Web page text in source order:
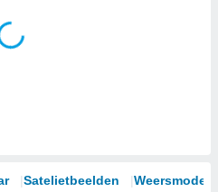
Satelietbeelden